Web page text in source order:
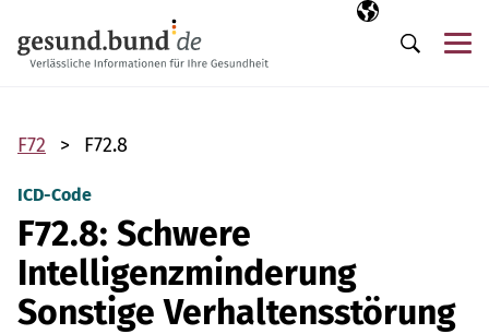
Ausgewählte
DE
Suche
F72 F72.8
ICD-Code
F72.8: Schwere
Intelligenzminderung
Sonstige Verhaltensstörung